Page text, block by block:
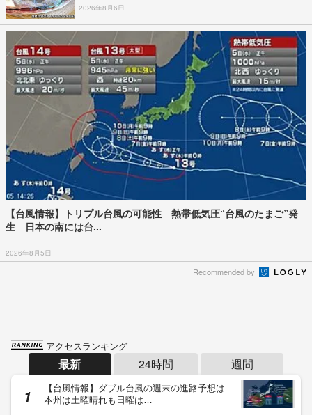
2026年8月6日
【台風情報】トリプル台風の可能性 熱帯低気圧“台風のたまご”発
生 日本の南には台...
2026年8月5日
Recommended by
アクセスランキング
最新 24時間 週間
【台風情報】ダブル台風の週末の進路予想は
本州は土曜晴れも日曜は…